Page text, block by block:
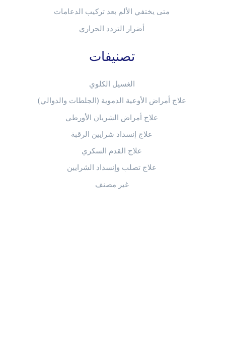
متى يختفي الألم بعد تركيب الدعامات
أضرار التردد الحراري
تصنيفات
الغسيل الكلوي
علاج أمراض الأوعية الدموية (الجلطات والدوالي)
علاج أمراض الشريان الأورطي
علاج إنسداد شرايين الرقبة
علاج القدم السكري
علاج تصلب وإنسداد الشرايين
غير مصنف